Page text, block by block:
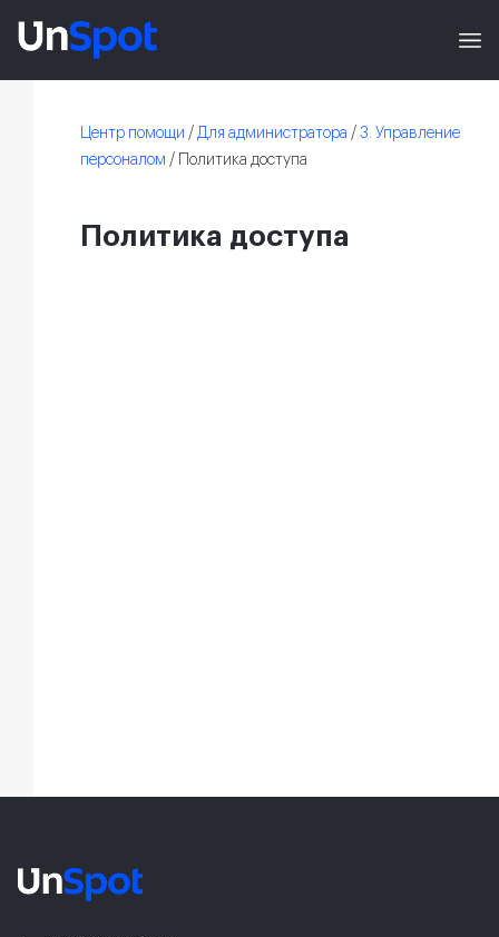
Центр помощи / Для администратора / 3. Управление
персоналом / Политика доступа
Политика доступа